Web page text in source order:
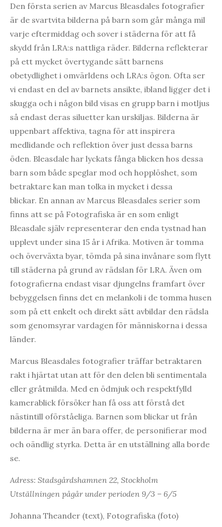
Den första serien av Marcus Bleasdales fotografier
är de svartvita bilderna på barn som går många mil
varje eftermiddag och sover i städerna för att få
skydd från LRA:s nattliga räder. Bilderna reflekterar
på ett mycket övertygande sätt barnens
obetydlighet i omvärldens och LRA:s ögon. Ofta ser
vi endast en del av barnets ansikte, ibland ligger det i
skugga och i någon bild visas en grupp barn i motljus
så endast deras siluetter kan urskiljas. Bilderna är
uppenbart affektiva, tagna för att inspirera
medlidande och reflektion över just dessa barns
öden. Bleasdale har lyckats fånga blicken hos dessa
barn som både speglar mod och hopplöshet, som
betraktare kan man tolka in mycket i dessa
blickar. En annan av Marcus Bleasdales serier som
finns att se på Fotografiska är en som enligt
Bleasdale själv representerar den enda tystnad han
upplevt under sina 15 år i Afrika. Motiven är tomma
och överväxta byar, tömda på sina invånare som flytt
till städerna på grund av rädslan för LRA. Även om
fotografierna endast visar djungelns framfart över
bebyggelsen finns det en melankoli i de tomma husen
som på ett enkelt och direkt sätt avbildar den rädsla
som genomsyrar vardagen för människorna i dessa
länder.
Marcus Bleasdales fotografier träffar betraktaren
rakt i hjärtat utan att för den delen bli sentimentala
eller gråtmilda. Med en ödmjuk och respektfylld
kamerablick försöker han få oss att förstå det
nästintill oförståeliga. Barnen som blickar ut från
bilderna är mer än bara offer, de personifierar mod
och oändlig styrka. Detta är en utställning alla borde
se.
Adress: Stadsgårdshamnen 22, Stockholm
Utställningen pågår under perioden 9/3 – 6/5
Johanna Theander (text), Fotografiska (foto)